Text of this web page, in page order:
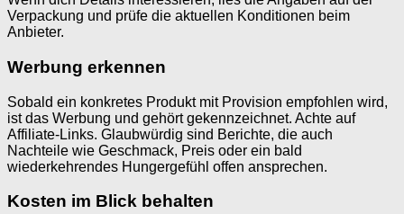
Verpackung und prüfe die aktuellen Konditionen beim
Anbieter.
Werbung erkennen
Sobald ein konkretes Produkt mit Provision empfohlen wird,
ist das Werbung und gehört gekennzeichnet. Achte auf
Affiliate-Links. Glaubwürdig sind Berichte, die auch
Nachteile wie Geschmack, Preis oder ein bald
wiederkehrendes Hungergefühl offen ansprechen.
Kosten im Blick behalten